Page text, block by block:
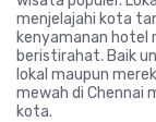
menjelajahi kota
kenyamanan hotel
beristirahat. Baik
lokal maupun
mewah di Chennai
kota.